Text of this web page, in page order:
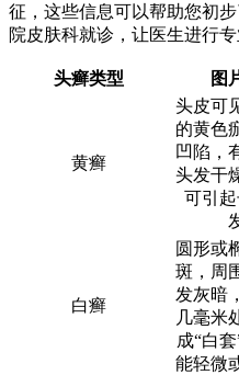
征，这些信息可以帮助您初
院皮肤科就诊，让医生进行专
头癣类型 图
黄癣
头皮可
的黄色
凹陷，
头发干
可引
白癣
圆形或
斑，周
发灰暗
几毫米
成“白
能轻微